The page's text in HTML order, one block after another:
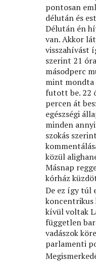
pontosan
délután és
Délután én
van. Akkor
visszahívást
szerint 21
másodperc
mint mondta
futott be. 22
percen át
egészségi
minden
szokás
közül
Másnap
kórház
De ez így túl
koncentrikus
kívül voltak
független
vadászok
parlamenti